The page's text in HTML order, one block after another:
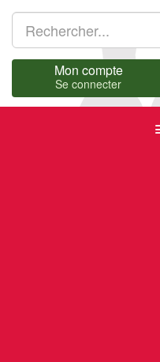
Mon compte
Se connecter